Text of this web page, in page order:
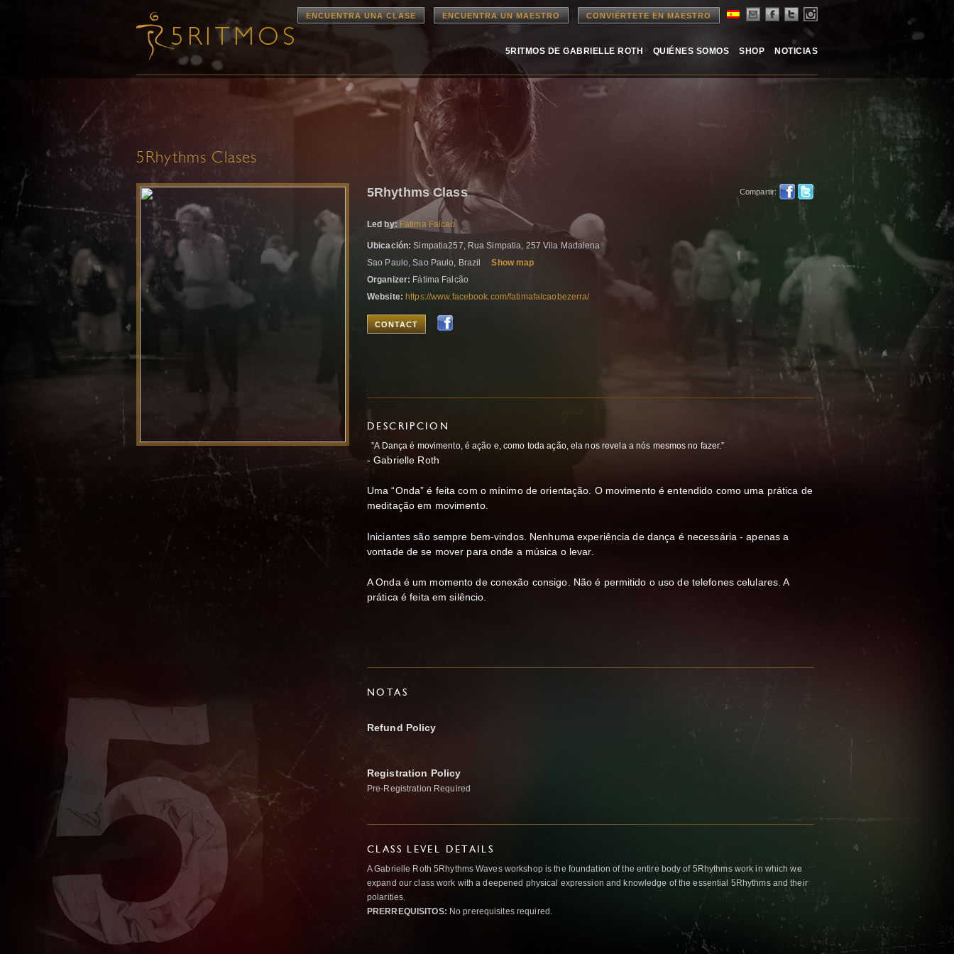
ENCUENTRA UNA CLASE ENCUENTRA UN MAESTRO CONVIÉRTETE EN MAESTRO
5RITMOS DE GABRIELLE ROTH QUIÉNES SOMOS SHOP NOTICIAS
5Rhythms Clases
Compartir:
5Rhythms Class
Led by: Fátima Falcao
Ubicación: Simpatia257, Rua Simpatia, 257 Vila Madalena
Sao Paulo, Sao Paulo, Brazil
Show map
Organizer: Fátima Falcão
Website: https://www.facebook.com/fatimafalcaobezerra/
CONTACT
DESCRIPCION
”A Dança é movimento, é ação e, como toda ação, ela nos revela a nós mesmos no fazer.”
- Gabrielle Roth
Uma “Onda” é feita com o mínimo de orientação. O movimento é entendido como uma prática de
meditação em movimento.
Iniciantes são sempre bem-vindos. Nenhuma experiência de dança é necessária - apenas a
vontade de se mover para onde a música o levar.
A Onda é um momento de conexão consigo. Não é permitido o uso de telefones celulares. A
prática é feita em silêncio.
NOTAS
Refund Policy
Registration Policy
Pre-Registration Required
CLASS LEVEL DETAILS
A Gabrielle Roth 5Rhythms Waves workshop is the foundation of the entire body of 5Rhythms work in which we
expand our class work with a deepened physical expression and knowledge of the essential 5Rhythms and their
polarities.
PRERREQUISITOS: No prerequisites required.